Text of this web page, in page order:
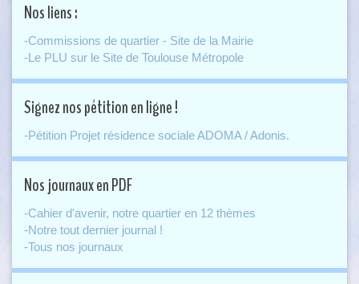
Nos liens :
-Commissions de quartier - Site de la Mairie
-Le PLU sur le Site de Toulouse Métropole
Signez nos pétition en ligne !
-Pétition Projet résidence sociale ADOMA / Adonis.
Nos journaux en PDF
-Cahier d'avenir, notre quartier en 12 thèmes
-Notre tout dernier journal !
-Tous nos journaux